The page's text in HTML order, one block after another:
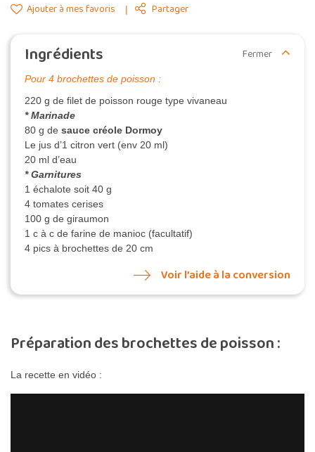
Ajouter à mes favoris
Partager
Ingrédients Fermer
Pour 4 brochettes de poisson :
220 g de filet de poisson rouge type vivaneau
* Marinade
80 g de sauce créole Dormoy
Le jus d’1 citron vert (env 20 ml)
20 ml d’eau
* Garnitures
1 échalote soit 40 g
4 tomates cerises
100 g de giraumon
1 c à c de farine de manioc (facultatif)
4 pics à brochettes de 20 cm
Voir l’aide à la conversion
Préparation des brochettes de poisson :
La recette en vidéo :